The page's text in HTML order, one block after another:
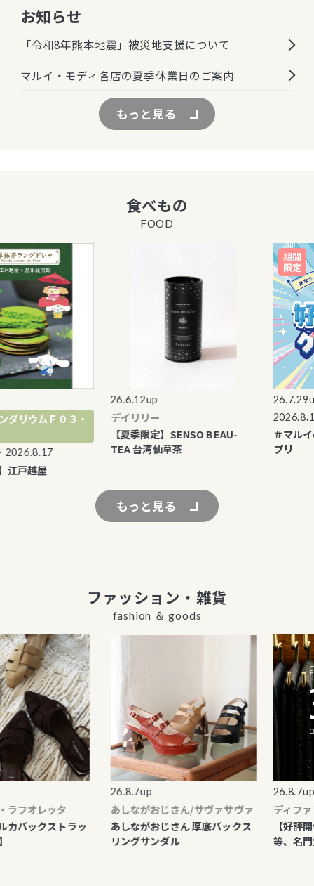
お知らせ
「令和8年熊本地震」被災地支援について
マルイ・モディ各店の夏季休業日のご案内
もっと見る
食べもの
FOOD
ムＦ０３・
越屋
26.6.12up
デイリリー
【夏季限定】SENSO BEAU-
TEA 台湾仙草茶
26.7.29up
2026.8.1 〜
＃マルイの
もっと見る
ファッション・雑貨
fashion ＆ goods
オレッタ
ックストラッ
26.8.7up
あしながおじさん/サヴァサヴァ
あしながおじさん 厚底バックス
リングサンダル
26.8.7up
ディファレン
【好評開催中
等、名門生